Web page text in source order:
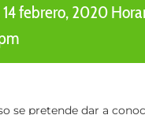
14 febrero, 2020
se pretende dar a